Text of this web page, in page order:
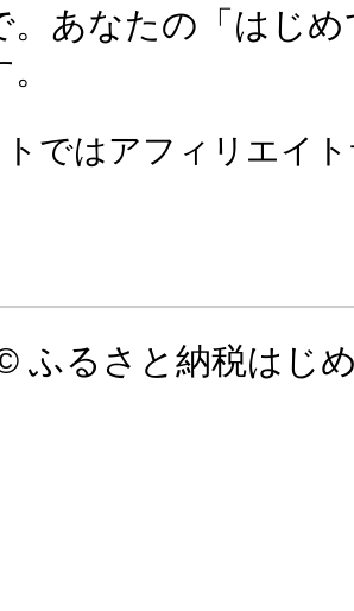
。あなたの「はじ
ではアフィリエイ
ふるさと納税はじ